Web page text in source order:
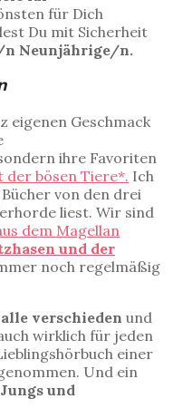
für Dich
Du mit Sicherheit
n Neunjährige/n.
eigenen Geschmack
ihre Favoriten
der bösen Tiere*. Ich
von den drei
liest. Wir sind
dem Magellan
und der
noch regelmäßig
alle verschieden und
wirklich für jeden
einer
Und ein
und